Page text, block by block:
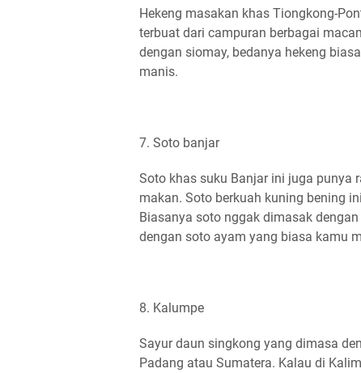
Hekeng masakan khas Tiongkong-
terbuat dari campuran berbagai
dengan siomay, bedanya hekeng
manis.
7. Soto banjar
Soto khas suku Banjar ini juga punya
makan. Soto berkuah kuning bening
Biasanya soto nggak dimasak
dengan soto ayam yang biasa kamu
8. Kalumpe
Sayur daun singkong yang dimasa
Padang atau Sumatera. Kalau di